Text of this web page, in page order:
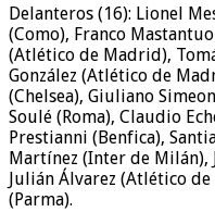
Delanteros (16): Lionel
(Como), Franco
(Atlético de Madrid),
González (Atlético de
(Chelsea), Giuliano
Soulé (Roma), Claudio
Prestianni (Benfica),
Martínez (Inter de Milán),
Julián Álvarez (Atlético
(Parma).